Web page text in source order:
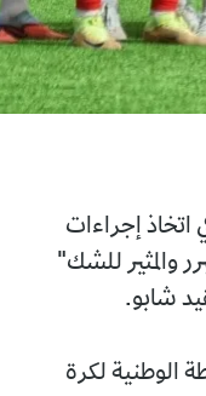
اتخاذ إجراءات
والمثير للشك"
شابو.
الوطنية لكرة